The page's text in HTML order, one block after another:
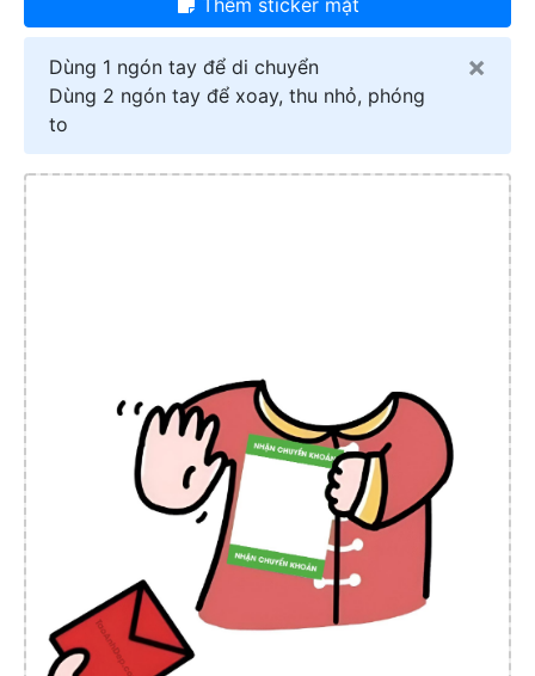
×
Dùng 1 ngón tay để di chuyển
Dùng 2 ngón tay để xoay, thu nhỏ, phóng
to